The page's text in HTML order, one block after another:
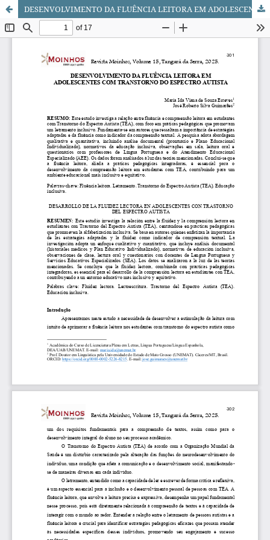
DESENVOLVIMENTO DA FLUÊNCIA LEITORA EM ADOLESCENTES COM TRANSTORNO DO ESPECTRO AUTISTA